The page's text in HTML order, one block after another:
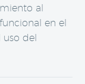
al
en el
uso del